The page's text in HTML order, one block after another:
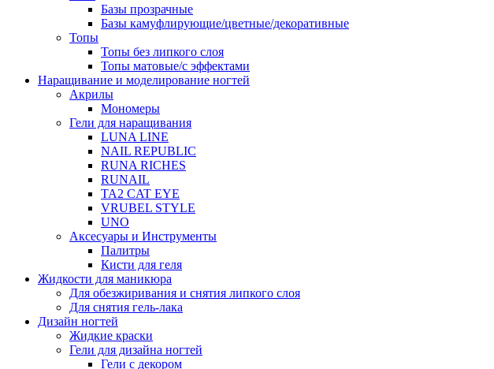
Базы прозрачные
Базы камуфлирующие/цветные/декоративные
Топы
Топы без липкого слоя
Топы матовые/с эффектами
Наращивание и моделирование ногтей
Акрилы
Мономеры
Гели для наращивания
LUNA LINE
NAIL REPUBLIC
RUNA RICHES
RUNAIL
TA2 CAT EYE
VRUBEL STYLE
UNO
Аксесуары и Инструменты
Палитры
Кисти для геля
Жидкости для маникюра
Для обезжиривания и снятия липкого слоя
Для снятия гель-лака
Дизайн ногтей
Жидкие краски
Гели для дизайна ногтей
Гели с декором